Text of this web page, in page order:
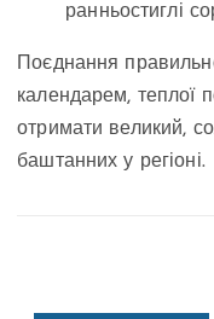
ранньостиглі
Поєднання
календарем, теплої
отримати великий,
баштанних у регіоні.